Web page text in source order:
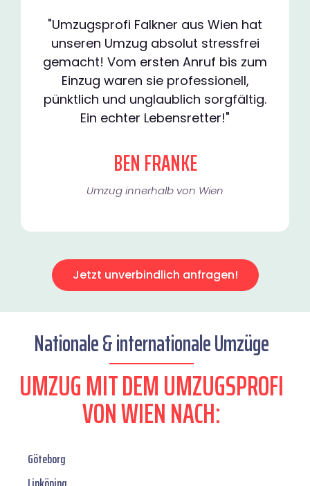
"Umzugsprofi Falkner aus Wien hat
unseren Umzug absolut stressfrei
gemacht! Vom ersten Anruf bis zum
Einzug waren sie professionell,
pünktlich und unglaublich sorgfältig.
Ein echter Lebensretter!"
BEN FRANKE
Umzug innerhalb von Wien​
Jetzt unverbindlich anfragen!
Nationale & internationale Umzüge
UMZUG MIT DEM UMZUGSPROFI
VON WIEN NACH:
Göteborg